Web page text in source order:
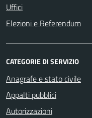
Uffici
Elezioni e Referendum
CATEGORIE DI SERVIZIO
Anagrafe e stato civile
Appalti pubblici
Autorizzazioni